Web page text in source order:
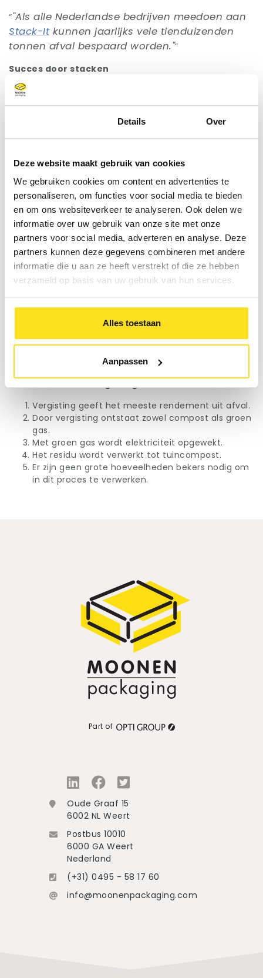
Details Over
Deze website maakt gebruik van cookies
We gebruiken cookies om content en advertenties te
personaliseren, om functies voor social media te bieden
en om ons websiteverkeer te analyseren. Ook delen we
informatie over uw gebruik van onze site met onze
partners voor social media, adverteren en analyse. Deze
partners kunnen deze gegevens combineren met andere
informatie die u aan ze heeft verstrekt of die ze hebben
verzameld op basis van uw gebruik van hun services.
Alles toestaan
Aanpassen
"Als alle Nederlandse bedrijven meedoen aan
Stack-Itkunnen jaarlijks vele tienduizenden
tonnen afval bespaard worden."
Succes door stacken
Wat maakt dat Moonen Packaging nu meedingt naar
een plek in de MKB Innovatie Top 100, is de tweede stap
die de verpakkingsspecialist zette. Om het concept
circulair te maken, besloot Moonen zich te richten op
ook ontworpen heeft) en in het transport. Moonen
organiseert ook de laatste stap en levert de gebruikte
bekers aan bij een vergistingsinstallatie waar ze worden
verwerkt tot biogas en compost. De cirkel is rond.
Waste management
Gé Moonen noemt het een goed voorbeeld van waste
management: "De afvalstroom en grondstof kunnen
we nog drie keer gebruiken. Dat zorgt ervoor dat ook
het product goedkoper wordt. In de toekomst zullen
overheden producten gaan belasten voor de
milieuschade die een grondstof veroorzaakt. De prijs
de milieuschade lager is. Het kan ook niet anders. Als
we niets doen, wordt de planeet uitgehold. Er zijn niet
genoeg grondstoffen met het toenemend aantal
mensen op de planeet.”
Vergisting geeft het meeste rendement uit afval.
Door vergisting ontstaat zowel compost als groen
gas.
Met groen gas wordt elektriciteit opgewekt.
Het residu wordt verwerkt tot tuincompost.
Er zijn geen grote hoeveelheden bekers nodig om
in dit proces te verwerken.
Part of
Oude Graaf 15
6002 NL Weert
Postbus 10010
6000 GA Weert
Nederland
(+31) 0495 - 58 17 60
info@moonenpackaging.com